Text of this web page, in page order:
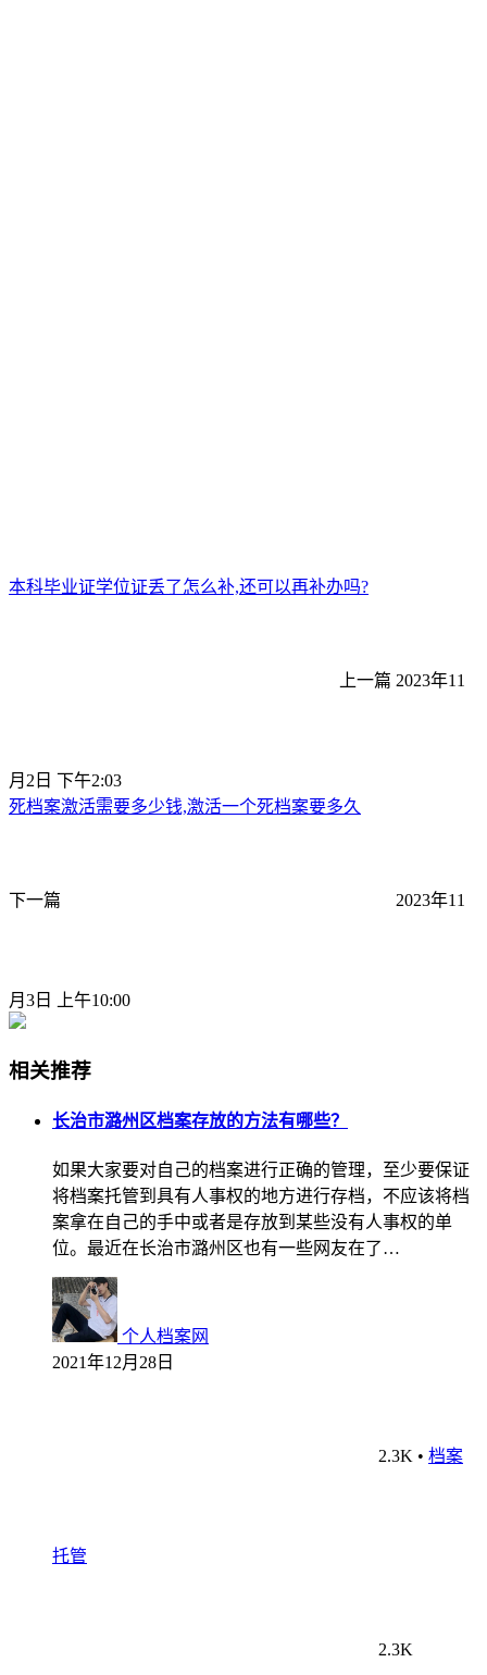
本科毕业证学位证丢了怎么补,还可以再补办吗?
上一篇 2023年11
月2日 下午2:03
死档案激活需要多少钱,激活一个死档案要多久
下一篇 2023年11
月3日 上午10:00
相关推荐
长治市潞州区档案存放的方法有哪些？
如果大家要对自己的档案进行正确的管理，至少要保证
将档案托管到具有人事权的地方进行存档，不应该将档
案拿在自己的手中或者是存放到某些没有人事权的单
位。最近在长治市潞州区也有一些网友在了…
个人档案网
2021年12月28日
2.3K • 档案
托管
2.3K